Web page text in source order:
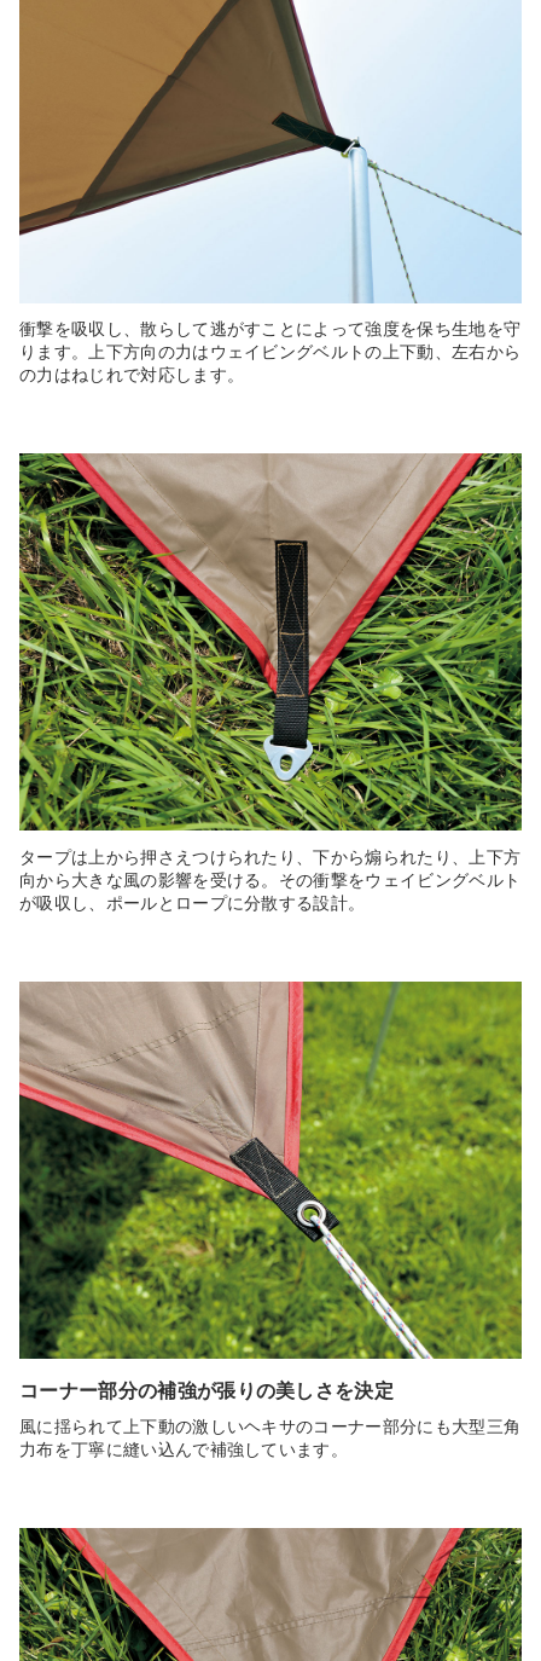
衝撃を吸収し、散らして逃がすことによって強度を保ち生地を守
ります。上下方向の力はウェイビングベルトの上下動、左右から
の力はねじれで対応します。
タープは上から押さえつけられたり、下から煽られたり、上下方
向から大きな風の影響を受ける。その衝撃をウェイビングベルト
が吸収し、ポールとロープに分散する設計。
コーナー部分の補強が張りの美しさを決定
風に揺られて上下動の激しいヘキサのコーナー部分にも大型三角
力布を丁寧に縫い込んで補強しています。